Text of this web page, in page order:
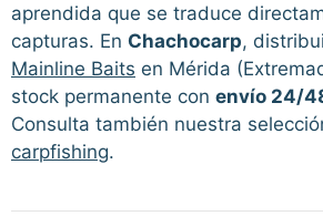
aprendida que se traduce
capturas. En Chachocarp,
Mainline Baits en Mérida
stock permanente con envío 24/
Consulta también nuestra
carpfishing.